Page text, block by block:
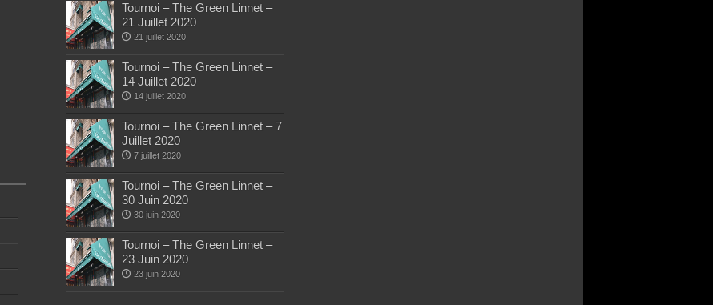
Tournoi – The Green Linnet –
21 Juillet 2020
21 juillet 2020
Tournoi – The Green Linnet –
14 Juillet 2020
14 juillet 2020
Tournoi – The Green Linnet – 7
Juillet 2020
7 juillet 2020
Tournoi – The Green Linnet –
30 Juin 2020
30 juin 2020
Tournoi – The Green Linnet –
23 Juin 2020
23 juin 2020